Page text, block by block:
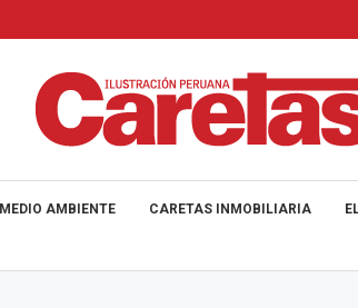
MEDIO AMBIENTE CARETAS INMOBILIARIA